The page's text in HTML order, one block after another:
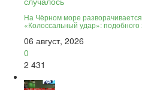
На Чёрном море
«Колоссальный удар»:
06 август, 2026
0
2 431